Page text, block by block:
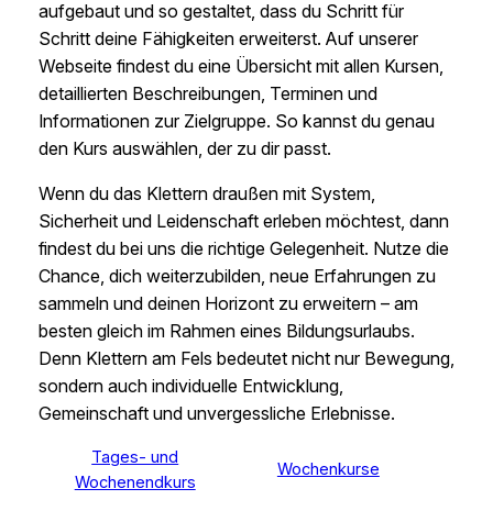
aufgebaut und so gestaltet, dass du Schritt für
Schritt deine Fähigkeiten erweiterst. Auf unserer
Webseite findest du eine Übersicht mit allen Kursen,
detaillierten Beschreibungen, Terminen und
Informationen zur Zielgruppe. So kannst du genau
den Kurs auswählen, der zu dir passt.
Wenn du das Klettern draußen mit System,
Sicherheit und Leidenschaft erleben möchtest, dann
findest du bei uns die richtige Gelegenheit. Nutze die
Chance, dich weiterzubilden, neue Erfahrungen zu
sammeln und deinen Horizont zu erweitern – am
besten gleich im Rahmen eines Bildungsurlaubs.
Denn Klettern am Fels bedeutet nicht nur Bewegung,
sondern auch individuelle Entwicklung,
Gemeinschaft und unvergessliche Erlebnisse.
Tages- und
Wochenendkurs
Wochenkurse